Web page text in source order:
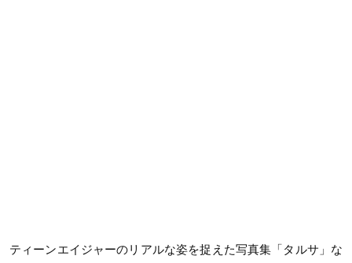
ティーンエイジャーのリアルな姿を捉えた写真集「タルサ」な